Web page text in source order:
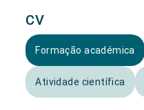
CV
Formação académica
Atividade científica